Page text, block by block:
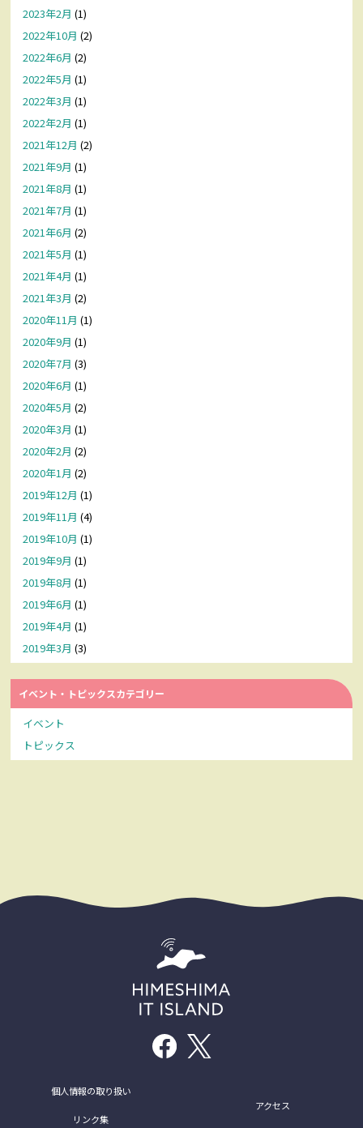
2023年2月 (1)
2022年10月 (2)
2022年6月 (2)
2022年5月 (1)
2022年3月 (1)
2022年2月 (1)
2021年12月 (2)
2021年9月 (1)
2021年8月 (1)
2021年7月 (1)
2021年6月 (2)
2021年5月 (1)
2021年4月 (1)
2021年3月 (2)
2020年11月 (1)
2020年9月 (1)
2020年7月 (3)
2020年6月 (1)
2020年5月 (2)
2020年3月 (1)
2020年2月 (2)
2020年1月 (2)
2019年12月 (1)
2019年11月 (4)
2019年10月 (1)
2019年9月 (1)
2019年8月 (1)
2019年6月 (1)
2019年4月 (1)
2019年3月 (3)
イベント・トピックスカテゴリー
イベント
トピックス
個人情報の取り扱い
リンク集
アクセス